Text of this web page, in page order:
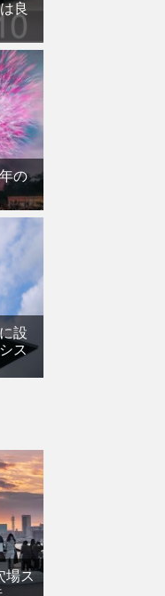
良
の
設
ス
場ス